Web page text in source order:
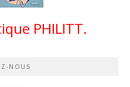
PHILITT.
NOUS